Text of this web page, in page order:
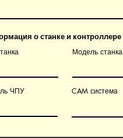
о станке и контроллере
ЧПУ
Модель станка
CAM система